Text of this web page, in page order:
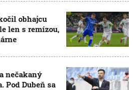
obhajcu
len s remízou,
nečakaný
Pod Dubeň sa